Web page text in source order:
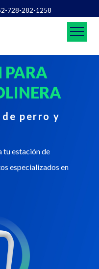
728-282-1258
PARA
perro y
tu estación de
especializados en